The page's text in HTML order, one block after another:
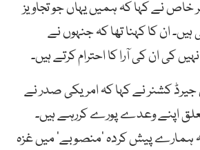
نے کہا کہ ہمیں یہاں جو تجاویز
ان کا کہنا تھا کہ جنہوں نے
کی ان کی آرا کا احترام کرتے ہیں۔
کشنر نے کہا کہ امریکی صدر نے
اپنے وعدے پورے کررہے ہیں۔
ہمارے پیش کردہ ’منصوبے‘ میں غزہ